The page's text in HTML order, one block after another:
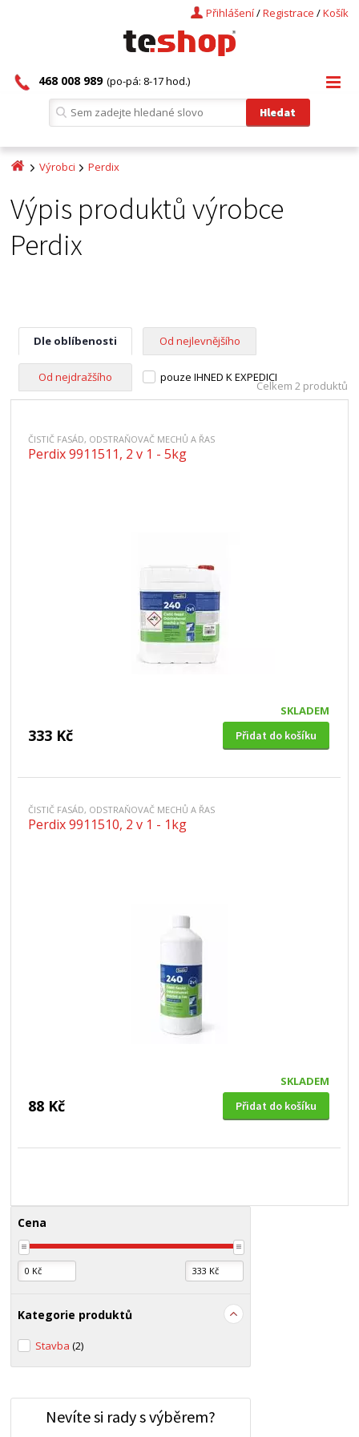
Košík
/
Registrace
/
Přihlášení
468 008 989 (po-pá: 8-17 hod.)
Výrobci Perdix
Výpis produktů výrobce
Perdix
Dle oblíbenosti Od nejlevnějšího
Od nejdražšího pouze IHNED K EXPEDICI
Celkem 2 produktů
ČISTIČ FASÁD, ODSTRAŇOVAČ MECHŮ A ŘAS
Perdix 9911511, 2 v 1 - 5kg
SKLADEM
333 Kč Přidat do košíku
ČISTIČ FASÁD, ODSTRAŇOVAČ MECHŮ A ŘAS
Perdix 9911510, 2 v 1 - 1kg
SKLADEM
88 Kč Přidat do košíku
Cena
Kategorie produktů
Stavba(2)
Nevíte si rady s výběrem?